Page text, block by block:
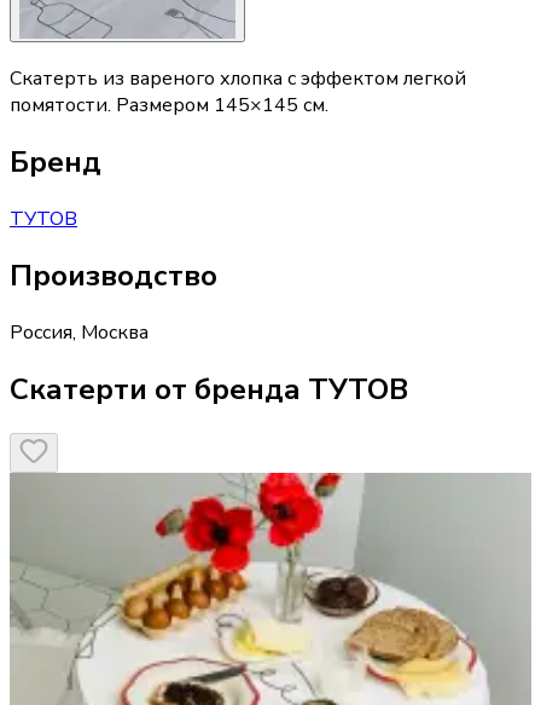
Скатерть из вареного хлопка с эффектом легкой
помятости. Размером 145×145 см.
Бренд
ТУТОВ
Производство
Россия, Москва
Скатерти от бренда ТУТОВ